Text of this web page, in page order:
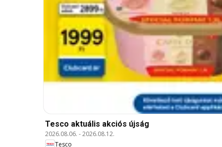
Tesco aktuális akciós újság
2026.08.06. -2026.08.12.
Tesco